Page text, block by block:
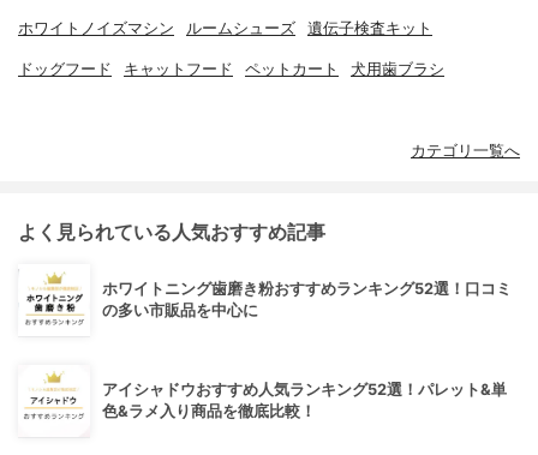
ホワイトノイズマシン ルームシューズ 遺伝子検査キット
ドッグフード キャットフード ペットカート 犬用歯ブラシ
カテゴリ一覧へ
よく見られている人気おすすめ記事
ホワイトニング歯磨き粉おすすめランキング52選！口コミ
の多い市販品を中心に
アイシャドウおすすめ人気ランキング52選！パレット&単
色&ラメ入り商品を徹底比較！